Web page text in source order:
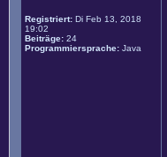
Registriert: Di Feb 13, 2018
19:02
Beiträge: 24
Programmiersprache: Java